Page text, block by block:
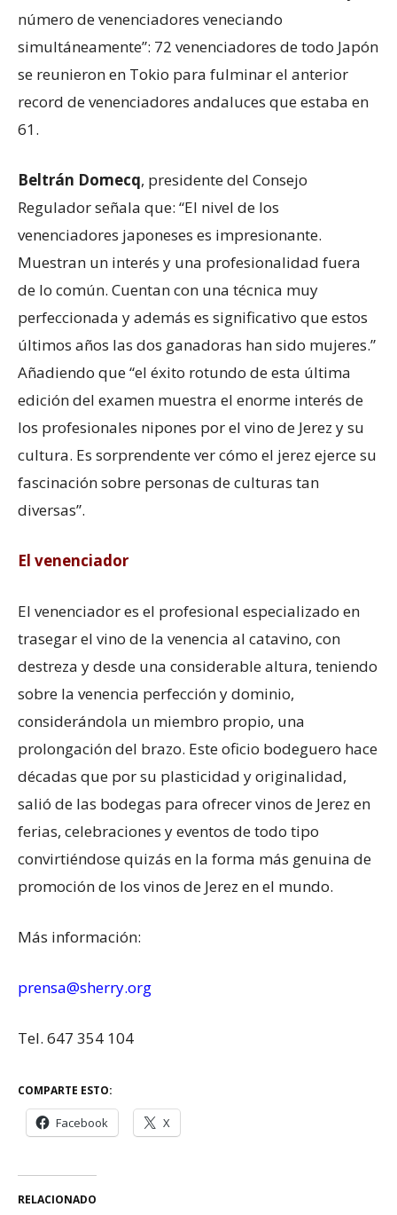
número de venenciadores veneciando
simultáneamente”: 72 venenciadores de todo Japón
se reunieron en Tokio para fulminar el anterior
record de venenciadores andaluces que estaba en
61.
Beltrán Domecq, presidente del Consejo
Regulador señala que: “El nivel de los
venenciadores japoneses es impresionante.
Muestran un interés y una profesionalidad fuera
de lo común. Cuentan con una técnica muy
perfeccionada y además es significativo que estos
últimos años las dos ganadoras han sido mujeres.”
Añadiendo que “el éxito rotundo de esta última
edición del examen muestra el enorme interés de
los profesionales nipones por el vino de Jerez y su
cultura. Es sorprendente ver cómo el jerez ejerce su
fascinación sobre personas de culturas tan
diversas”.
El venenciador
El venenciador es el profesional especializado en
trasegar el vino de la venencia al catavino, con
destreza y desde una considerable altura, teniendo
sobre la venencia perfección y dominio,
considerándola un miembro propio, una
prolongación del brazo. Este oficio bodeguero hace
décadas que por su plasticidad y originalidad,
salió de las bodegas para ofrecer vinos de Jerez en
ferias, celebraciones y eventos de todo tipo
convirtiéndose quizás en la forma más genuina de
promoción de los vinos de Jerez en el mundo.
Más información:
prensa@sherry.org
Tel. 647 354 104
COMPARTE ESTO:
Facebook X
RELACIONADO